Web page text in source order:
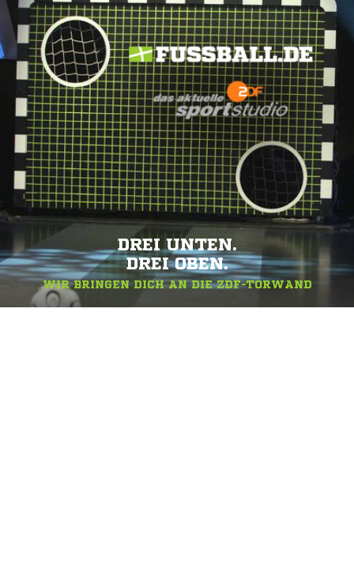
DREI UNTEN.
DREI OBEN.
WIR BRINGEN DICH AN DIE ZDF-TORWAND